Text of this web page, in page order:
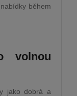
během
volnou
jako dobrá a